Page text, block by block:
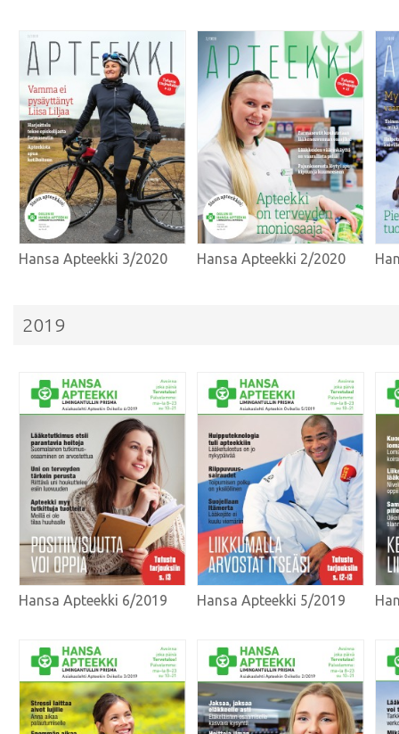
Hansa Apteekki 3/2020 Hansa Apteekki 2/2020
2019
Hansa Apteekki 6/2019 Hansa Apteekki 5/2019